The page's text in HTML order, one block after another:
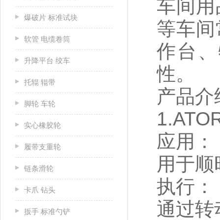
爆破片 标准试块
软管 电缆卷筒
升降平台 绞车
托辊 辊带
脚轮 车轮
实心橡胶轮
履带支重轮
链条滑轮
卡爪 钻头
扳手 标准勺铲
车间
等车
作台
性。
产品介
应用：
用于
执行：
通过转